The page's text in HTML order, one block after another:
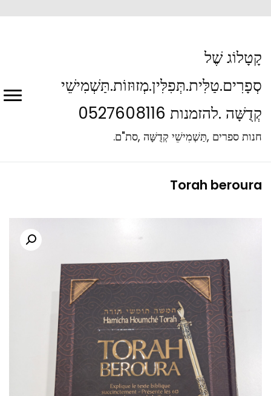
קָטָלוֹג שֶׁל
סְפָרִים.טַלִּית.תְּפִלִּין.מְזוּזוֹת.תַּשְׁמִישֵׁי
קְדֻשָּׁה .להזמנות 0527608116
חנות ספרים ,תַּשְׁמִישֵׁי קְדֻשָּׁה ,סת"ם.
Torah beroura